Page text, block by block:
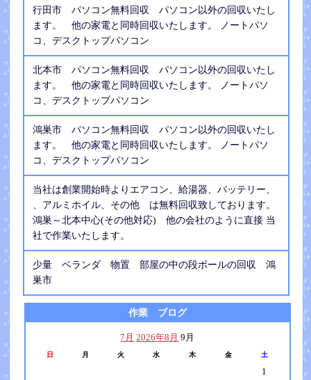
行田市 パソコン無料回収 パソコン以外の回収いたし
ます。 他の家電と同時回収いたします。 ノートパソ
コ、デスクトップパソコン
北本市 パソコン無料回収 パソコン以外の回収いたし
ます。 他の家電と同時回収いたします。 ノートパソ
コ、デスクトップパソコン
鴻巣市 パソコン無料回収 パソコン以外の回収いたし
ます。 他の家電と同時回収いたします。 ノートパソ
コ、デスクトップパソコン
当社は創業開始時よりエアコン、給湯器、バッテリー、
、アルミホイル、その他 は無料回収致しております。
鴻巣～北本中心(その他対応) 他の会社のように直接 当
社で作業いたします。
少量 ベランダ 物置 部屋の中の段ボールの回収 鴻
巣市
作業 ブログ
7月 2026年8月 9月
日 月 火 水 木 金 土
1